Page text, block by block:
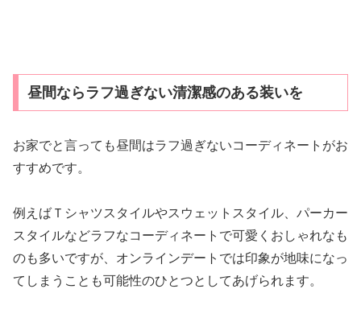
昼間ならラフ過ぎない清潔感のある装いを
お家でと言っても昼間はラフ過ぎないコーディネートがお
すすめです。
例えばＴシャツスタイルやスウェットスタイル、パーカー
スタイルなどラフなコーディネートで可愛くおしゃれなも
のも多いですが、オンラインデートでは印象が地味になっ
てしまうことも可能性のひとつとしてあげられます。